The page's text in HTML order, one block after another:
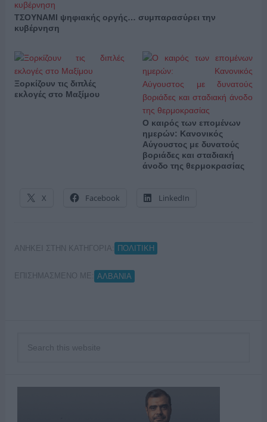
ΤΣΟΥΝΑΜΙ ψηφιακής οργής… συμπαρασύρει την
κυβέρνηση
Ξορκίζουν τις διπλές
εκλογές στο Μαξίμου
Ο καιρός των επομένων
ημερών: Κανονικός
Αύγουστος με δυνατούς
βοριάδες και σταδιακή
άνοδο της θερμοκρασίας
X Facebook LinkedIn
ΑΝΗΚΕΙ ΣΤΗΝ ΚΑΤΗΓΟΡΙΑ: ΠΟΛΙΤΙΚΗ
ΕΠΙΣΗΜΑΣΜΕΝΟ ΜΕ: ΑΛΒΑΝΙΑ